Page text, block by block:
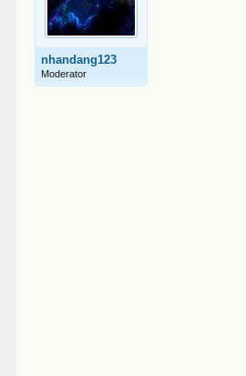
nhandang123
Moderator